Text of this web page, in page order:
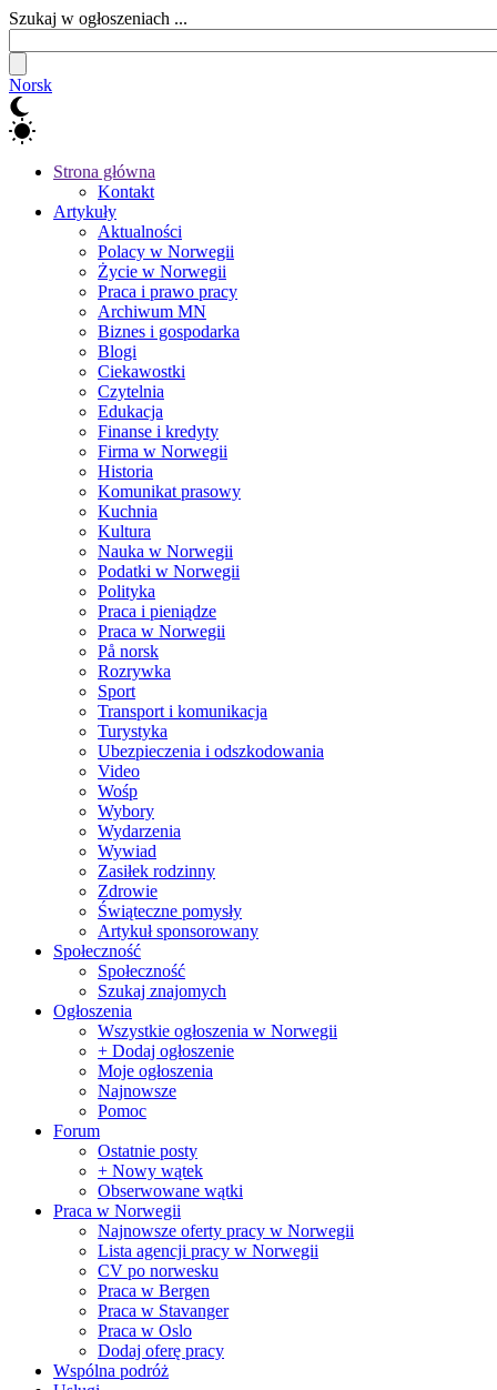
Szukaj w ogłoszeniach ...
Norsk
Strona główna
Kontakt
Artykuły
Aktualności
Polacy w Norwegii
Życie w Norwegii
Praca i prawo pracy
Archiwum MN
Biznes i gospodarka
Blogi
Ciekawostki
Czytelnia
Edukacja
Finanse i kredyty
Firma w Norwegii
Historia
Komunikat prasowy
Kuchnia
Kultura
Nauka w Norwegii
Podatki w Norwegii
Polityka
Praca i pieniądze
Praca w Norwegii
På norsk
Rozrywka
Sport
Transport i komunikacja
Turystyka
Ubezpieczenia i odszkodowania
Video
Wośp
Wybory
Wydarzenia
Wywiad
Zasiłek rodzinny
Zdrowie
Świąteczne pomysły
Artykuł sponsorowany
Społeczność
Społeczność
Szukaj znajomych
Ogłoszenia
Wszystkie ogłoszenia w Norwegii
+ Dodaj ogłoszenie
Moje ogłoszenia
Najnowsze
Pomoc
Forum
Ostatnie posty
+ Nowy wątek
Obserwowane wątki
Praca w Norwegii
Najnowsze oferty pracy w Norwegii
Lista agencji pracy w Norwegii
CV po norwesku
Praca w Bergen
Praca w Stavanger
Praca w Oslo
Dodaj oferę pracy
Wspólna podróż